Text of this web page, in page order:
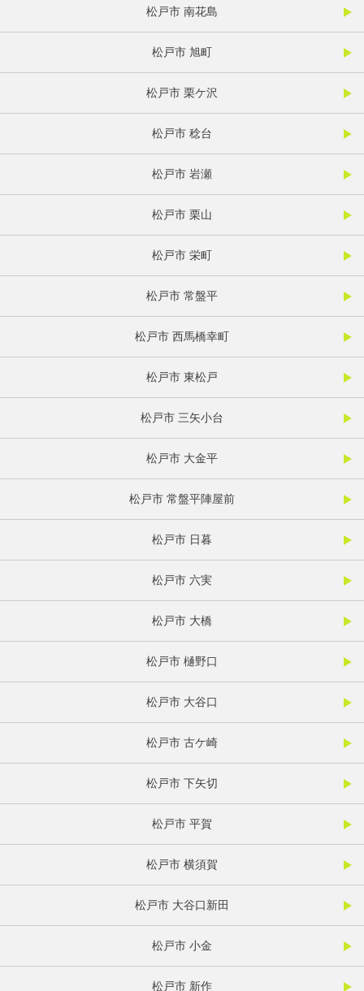
松戸市 南花島
松戸市 旭町
松戸市 栗ケ沢
松戸市 稔台
松戸市 岩瀬
松戸市 栗山
松戸市 栄町
松戸市 常盤平
松戸市 西馬橋幸町
松戸市 東松戸
松戸市 三矢小台
松戸市 大金平
松戸市 常盤平陣屋前
松戸市 日暮
松戸市 六実
松戸市 大橋
松戸市 樋野口
松戸市 大谷口
松戸市 古ケ崎
松戸市 下矢切
松戸市 平賀
松戸市 横須賀
松戸市 大谷口新田
松戸市 小金
松戸市 新作